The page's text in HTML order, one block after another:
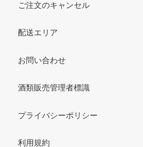
ご注文のキャンセル
配送エリア
お問い合わせ
酒類販売管理者標識
プライバシーポリシー
利用規約